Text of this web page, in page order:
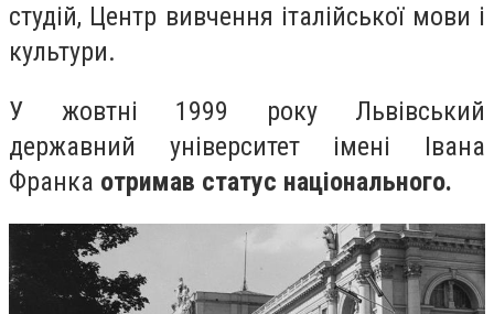
студій, Центр вивчення італійської мови і
культури.
У жовтні 1999 року Львівський
державний університет імені Івана
Франка отримав статус національного.